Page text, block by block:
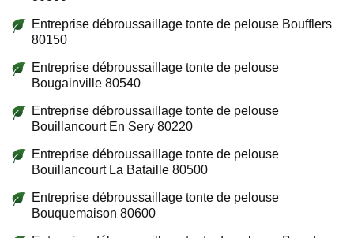
Entreprise débroussaillage tonte de pelouse Boufflers
80150
Entreprise débroussaillage tonte de pelouse
Bougainville 80540
Entreprise débroussaillage tonte de pelouse
Bouillancourt En Sery 80220
Entreprise débroussaillage tonte de pelouse
Bouillancourt La Bataille 80500
Entreprise débroussaillage tonte de pelouse
Bouquemaison 80600